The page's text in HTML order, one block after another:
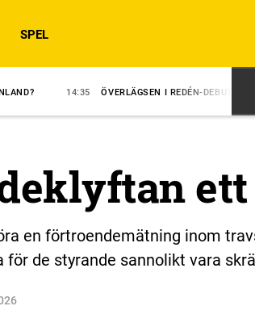
SPEL
ÖVERLÄGSEN I REDÉN-DEBUT 14:31
en förtroendemätning inom
de styrande sannolikt vara